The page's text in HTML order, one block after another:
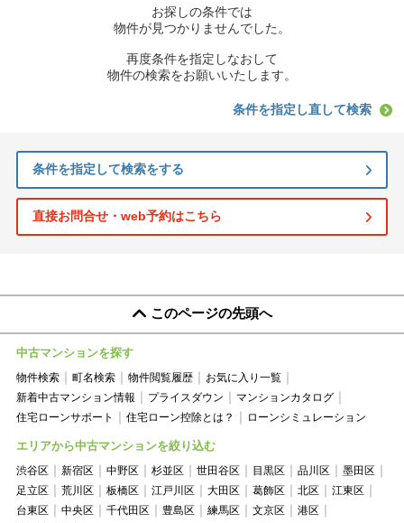
お探しの条件では
物件が見つかりませんでした。
再度条件を指定しなおして
物件の検索をお願いいたします。
条件を指定し直して検索
条件を指定して検索をする
直接お問合せ・web予約はこちら
このページの先頭へ
中古マンションを探す
物件検索 町名検索 物件閲覧履歴
お気に入り一覧
新着中古マンション情報
プライスダウン
マンションカタログ
住宅ローンサポート
住宅ローン控除とは？ ローンシミュレーション
エリアから中古マンションを絞り込む
渋谷区 新宿区 中野区 杉並区 世田谷区 目黒区 品川区
墨田区
足立区
荒川区 板橋区 江戸川区 大田区 葛飾区 北区
江東区
台東区
中央区 千代田区 豊島区 練馬区 文京区
港区